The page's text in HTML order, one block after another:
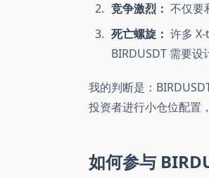
竞争激烈： 不仅要
死亡螺旋： 许多
BIRDUSDT 需要设
我的判断是：
投资者进行小仓位配置
如何参与